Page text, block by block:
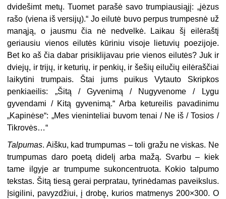
dvidešimt metų. Tuomet parašė savo trumpiausiąjį: „jėzus
rašo (viena iš versijų).“ Jo eilutė buvo perpus trumpesnė už
manąją, o jausmu čia nė nedvelkė. Laikau šį eilėraštį
geriausiu vienos eilutės kūriniu visoje lietuvių poezijoje.
Bet ko aš čia dabar prisiklijavau prie vienos eilutės? Juk ir
dviejų, ir trijų, ir keturių, ir penkių, ir šešių eilučių eilėraščiai
laikytini trumpais. Štai jums puikus Vytauto Skripkos
penkiaeilis: „Šitą / Gyvenimą / Nugyvenome / Lygu
gyvendami / Kitą gyvenimą.“ Arba ketureilis pavadinimu
„Kapinėse“: „Mes vieninteliai buvom tenai / Ne iš / Tosios /
Tikrovės…“
Talpumas. Aišku, kad trumpumas – toli gražu ne viskas. Ne
trumpumas daro poetą didelį arba mažą. Svarbu – kiek
tame ilgyje ar trumpume sukoncentruota. Kokio talpumo
tekstas. Šitą tiesą gerai perpratau, tyrinėdamas paveikslus.
Įsigilini, pavyzdžiui, į drobę, kurios matmenys 200×300. O